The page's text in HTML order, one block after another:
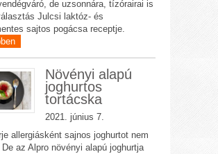
de uzsonnára, tízórairai is
Julcsi laktóz- és
sajtos pogácsa receptje.
Növényi alapú
joghurtos
tortácska
2021. június 7.
allergiásként sajnos joghurtot nem
az Alpro növényi alapú joghurtja